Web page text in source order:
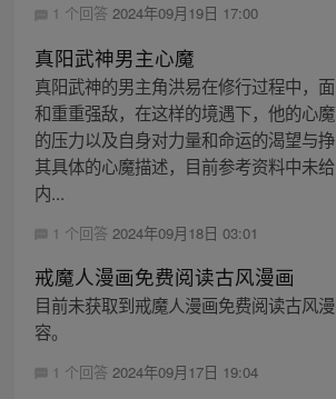
1 个回答 2024年09月19日 17:00
真阳武神男主心魔
真阳武神的男主角洪易在修行过程中，
和重重强敌，在这样的境遇下，他的心
的压力以及自身对力量和命运的渴望与
其具体的心魔描述，目前参考资料中未
内...
1 个回答 2024年09月18日 03:01
戒魔人漫画免费阅读古风漫画
目前未获取到戒魔人漫画免费阅读古风
容。
1 个回答 2024年09月17日 19:04